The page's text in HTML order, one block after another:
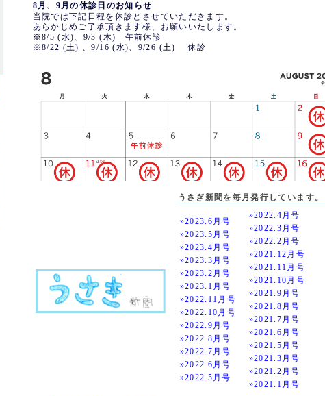
8月、9月の休診日のお知らせ
当院では下記日程を休診とさせていただきます。
あらかじめご了承頂きます様、お願いいたします。
※8/5 (水)、9/3 (木) 午前休診
※8/22 (土) 、9/16 (水)、9/26 (土) 休診
うさぎ新聞を毎月発行しています。
»2023.6月号
»2023.5月号
»2023.4月号
»2023.3月号
»2023.2月号
»2023.1月号
»2022.11月号
»2022.10月号
»2022.9月号
»2022.8月号
»2022.7月号
»2022.6月号
»2022.5月号
»2022.4月号
»2022.3月号
»2022.2月号
»2021.12月号
»2021.11月号
»2021.10月号
»2021.9月号
»2021.8月号
»2021.7月号
»2021.6月号
»2021.5月号
»2021.3月号
»2021.2月号
»2021.1月号